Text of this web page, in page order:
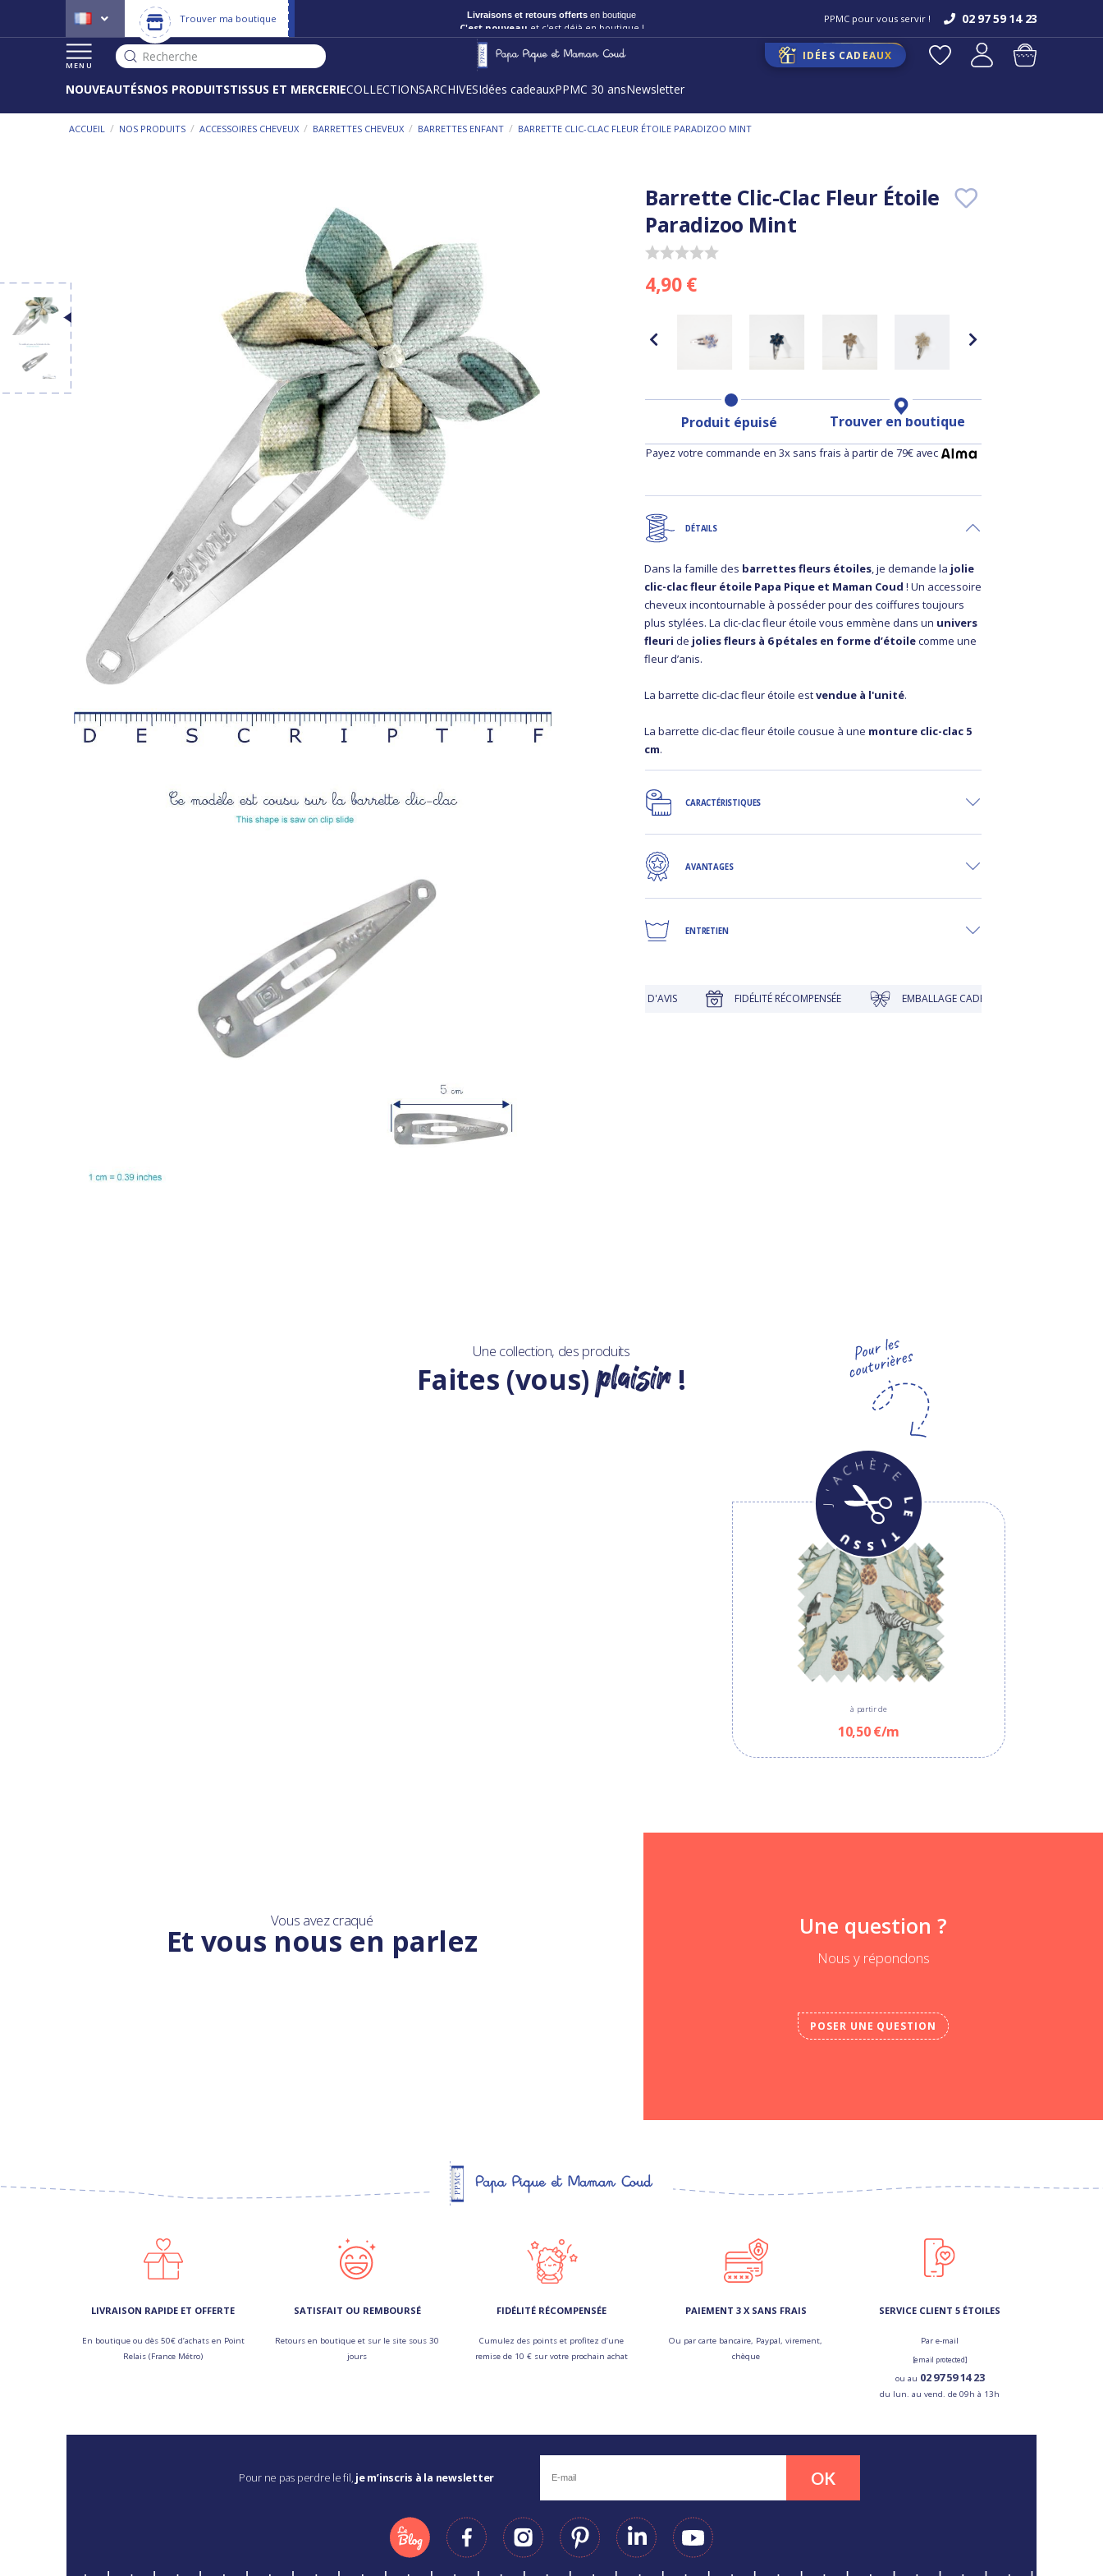
Trouver ma boutique Livraisons et retours offerts en boutique
C'est nouveau et c'est déjà en boutique !
PPMC pour vous servir ! 02 97 59 14 23
MENU
Recherche IDÉES CADEAUX
NOUVEAUTÉSNOS PRODUITSTISSUS ET MERCERIECOLLECTIONSARCHIVESIdées cadeauxPPMC 30 ansNewsletter
ACCUEIL / NOS PRODUITS / ACCESSOIRES CHEVEUX / BARRETTES CHEVEUX / BARRETTES ENFANT / BARRETTE CLIC-CLAC FLEUR ÉTOILE PARADIZOO MINT
Barrette Clic-Clac Fleur Étoile
Paradizoo Mint
4,90 €
Produit épuisé Trouver en boutique
Payez votre commande en 3x sans frais à partir de 79€ avec
DÉTAILS
Dans la famille des barrettes fleurs étoiles, je demande la jolie
clic-clac fleur étoile Papa Pique et Maman Coud! Un accessoire
cheveux incontournable à posséder pour des coiffures toujours
plus stylées. La clic-clac fleur étoile vous emmène dans un univers
fleuri de jolies fleurs à 6 pétales en forme d’étoilecomme une
fleur d’anis.
La barrette clic-clac fleur étoile estvendue à l'unité.
La barrette clic-clac fleur étoile cousue à une monture clic-clac 5
cm.
CARACTÉRISTIQUES
AVANTAGES
ENTRETIEN
LIVRAISON OFFERTE EN BOUTIQUE JUSQU'À 30 JOURS POUR CHANGER D'AVIS FIDÉLITÉ RÉCOMPENSÉE EMBALLAGE CADEAU À PRIX DOUX
Une collection, des produits
Faites (vous)plaisir!
à partir de
10,50 €/m
Vous avez craqué
Et vous nous en parlez Une question ?
Nous y répondons
POSER UNE QUESTION
LIVRAISON RAPIDE ET OFFERTE
En boutique ou dès 50€ d’achats en Point
Relais (France Métro)
SATISFAIT OU REMBOURSÉ
Retours en boutique et sur le site sous 30
jours
FIDÉLITÉ RÉCOMPENSÉE
Cumulez des points et profitez d’une
remise de 10 € sur votre prochain achat
PAIEMENT 3 X SANS FRAIS
Ou par carte bancaire, Paypal, virement,
chèque
SERVICE CLIENT 5 ÉTOILES
Par e-mail
[email protected]
ou au 02 97 59 14 23
du lun. au vend. de 09h à 13h
Pour ne pas perdre le fil, je m’inscris à la newsletter OK